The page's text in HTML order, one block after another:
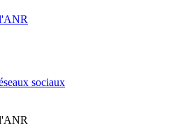
sociaux